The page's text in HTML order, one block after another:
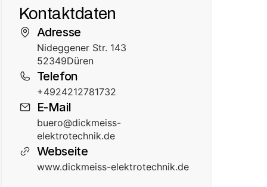
Kontaktdaten
Adresse
Nideggener Str. 143
52349Düren
Telefon
+4924212781732
E-Mail
buero@dickmeiss-
elektrotechnik.de
Webseite
www.dickmeiss-elektrotechnik.de